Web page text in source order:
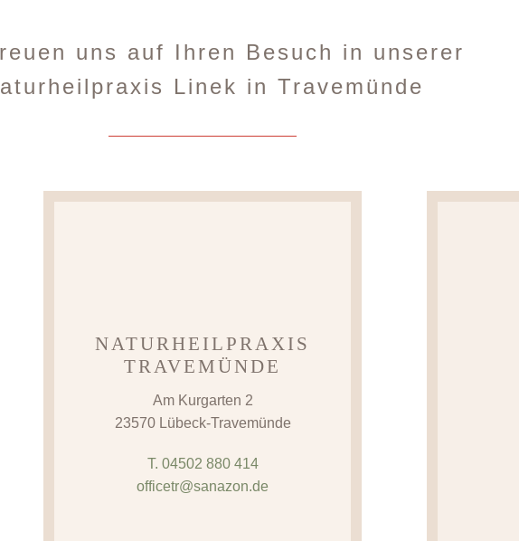
uns auf Ihren Besuch in unserer
Linek in Travemünde
NATURHEILPRAXIS
TRAVEMÜNDE
Am Kurgarten 2
23570 Lübeck-Travemünde
T. 04502 880 414
officetr@sanazon.de